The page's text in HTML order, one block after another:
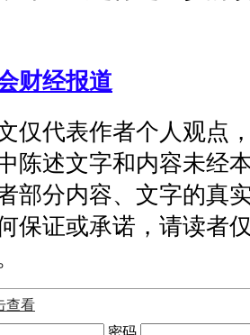
财经报道
仅代表作者个人观点
陈述文字和内容未经
部分内容、文字的真
保证或承诺，请读者
查看
密码